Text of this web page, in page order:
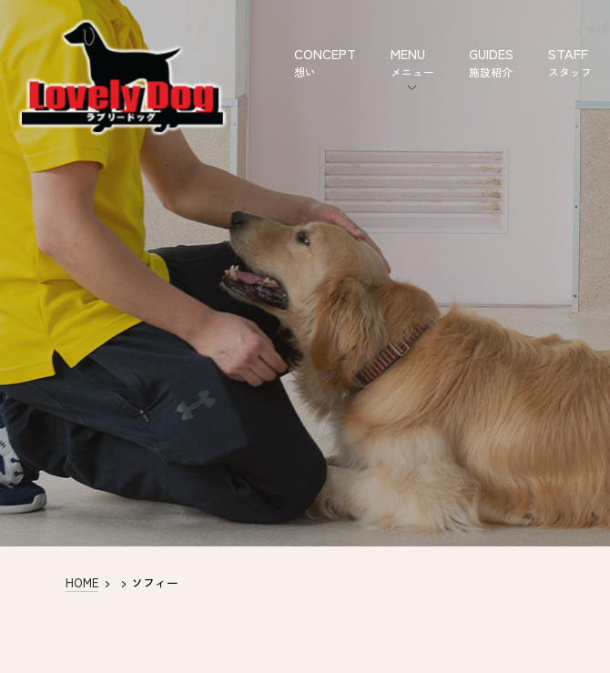
CONCEPT
想い
MENU
メニュー
GUIDES
施設紹介
STAFF
スタッフ
HOME > > ソフィー